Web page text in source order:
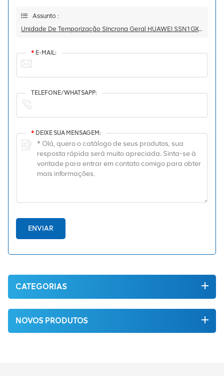
Assunto :
Unidade De Temporização Síncrona Geral HUAWEI SSN1GXCSA OSN3500
* E-MAIL:
TELEFONE/WHATSAPP:
* DEIXE SUA MENSAGEM:
ENVIAR
CATEGORIAS
NOVOS PRODUTOS